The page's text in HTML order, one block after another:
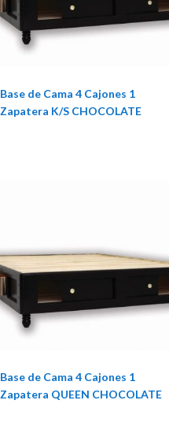
Base de Cama 4 Cajones 1
Zapatera K/S CHOCOLATE
Base de Cama 4 Cajones 1
Zapatera QUEEN CHOCOLATE